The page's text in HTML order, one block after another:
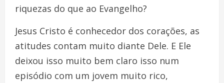
riquezas do que ao Evangelho?
Jesus Cristo é conhecedor dos corações, as
atitudes contam muito diante Dele. E Ele
deixou isso muito bem claro isso num
episódio com um jovem muito rico,